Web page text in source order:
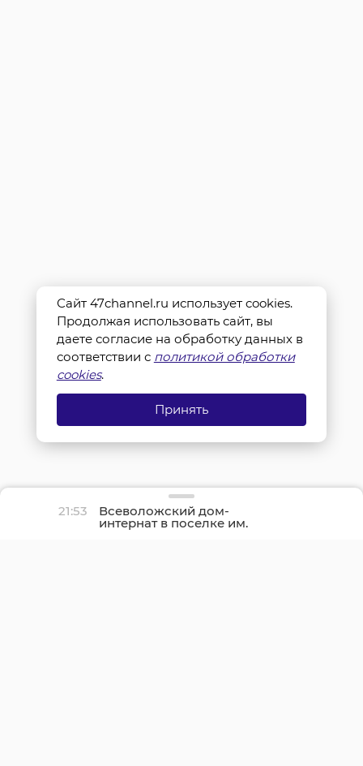
21:53 Всеволожский дом-
интернат в поселке им.
Свердлова полностью
Сайт 47channel.ru использует cookies.
Продолжая использовать сайт, вы
даете согласие на обработку данных в
соответствии с политикой обработки
cookies.
Принять